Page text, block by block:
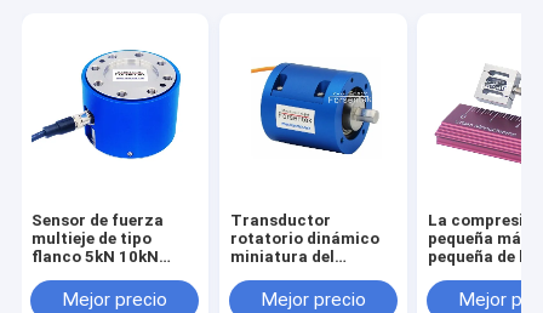
Sensor de fuerza
multieje de tipo
flanco 5kN 10kN
100kN Célula de
Mejor precio
Transductor
rotatorio dinámico
miniatura del
del sensor 1NM 2NM
Mejor precio
La
pequeña más
pequeña de la
la fuerza del
Mejor